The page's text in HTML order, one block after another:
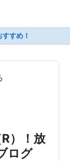
すめ！
）！放
ログ